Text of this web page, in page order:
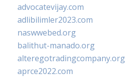
advocatevijay.com
adlibilimler2023.com
naswwebed.org
balithut-manado.org
alteregotradingcompany.org
aprce2022.com